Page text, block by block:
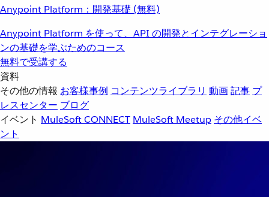
Anypoint Platform：開発基礎 (無料)
Anypoint Platform を使って、API の開発とインテグレーショ
ンの基礎を学ぶためのコース
無料で受講する
資料
その他の情報 お客様事例 コンテンツライブラリ 動画記事 プ
レスセンター ブログ
イベント MuleSoft CONNECT MuleSoft Meetup その他イベ
ント